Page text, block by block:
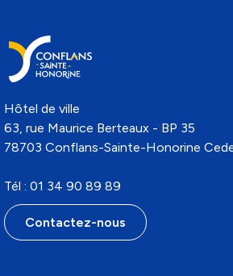
Hôtel de ville
63, rue Maurice Berteaux - BP 35
78703 Conflans-Sainte-Honorine
Tél : 01 34 90 89 89
Contactez-nous